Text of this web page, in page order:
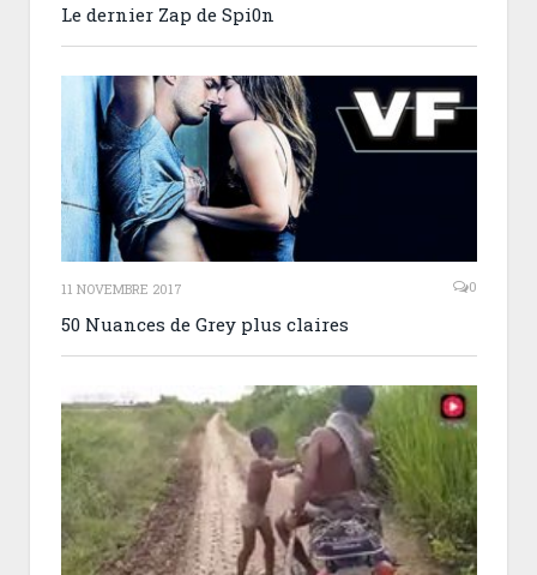
Le dernier Zap de Spi0n
11 NOVEMBRE 2017 0
50 Nuances de Grey plus claires